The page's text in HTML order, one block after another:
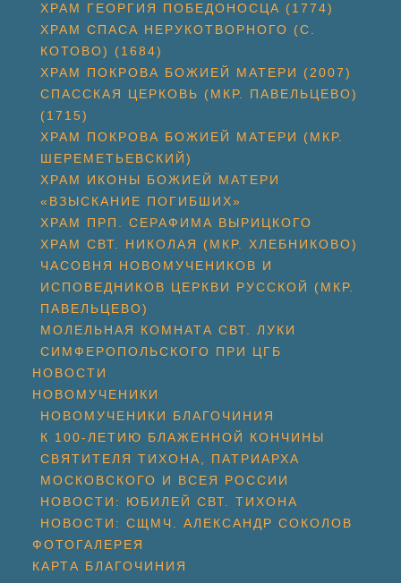
ХРАМ ГЕОРГИЯ ПОБЕДОНОСЦА (1774)
ХРАМ СПАСА НЕРУКОТВОРНОГО (С.
КОТОВО) (1684)
ХРАМ ПОКРОВА БОЖИЕЙ МАТЕРИ (2007)
СПАССКАЯ ЦЕРКОВЬ (МКР. ПАВЕЛЬЦЕВО)
(1715)
ХРАМ ПОКРОВА БОЖИЕЙ МАТЕРИ (МКР.
ШЕРЕМЕТЬЕВСКИЙ)
ХРАМ ИКОНЫ БОЖИЕЙ МАТЕРИ
«ВЗЫСКАНИЕ ПОГИБШИХ»
ХРАМ ПРП. СЕРАФИМА ВЫРИЦКОГО
ХРАМ СВТ. НИКОЛАЯ (МКР. ХЛЕБНИКОВО)
ЧАСОВНЯ НОВОМУЧЕНИКОВ И
ИСПОВЕДНИКОВ ЦЕРКВИ РУССКОЙ (МКР.
ПАВЕЛЬЦЕВО)
МОЛЕЛЬНАЯ КОМНАТА СВТ. ЛУКИ
СИМФЕРОПОЛЬСКОГО ПРИ ЦГБ
НОВОСТИ
НОВОМУЧЕНИКИ
НОВОМУЧЕНИКИ БЛАГОЧИНИЯ
К 100-ЛЕТИЮ БЛАЖЕННОЙ КОНЧИНЫ
СВЯТИТЕЛЯ ТИХОНА, ПАТРИАРХА
МОСКОВСКОГО И ВСЕЯ РОССИИ
НОВОСТИ: ЮБИЛЕЙ СВТ. ТИХОНА
НОВОСТИ: СЩМЧ. АЛЕКСАНДР СОКОЛОВ
ФОТОГАЛЕРЕЯ
КАРТА БЛАГОЧИНИЯ